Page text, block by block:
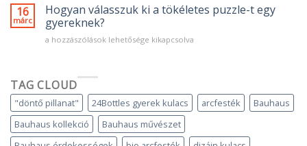
szettek
5000
Ft
alatt
táska,
megváltoztatja
a
bejegyzéshez
16
márc
Hogyan válasszuk ki a tökéletes puzzle-t egy
gyereknek?
Hogyan
tökéletes
puzzle-
t
egy
gyereknek?
bejegyzéshez
a hozzászólások lehetősége kikapcsolva
TAG CLOUD
"döntő pillanat" 24Bottles gyerek kulacs arcfesték
Bauhaus
Bauhaus kollekció
Bauhaus művészet